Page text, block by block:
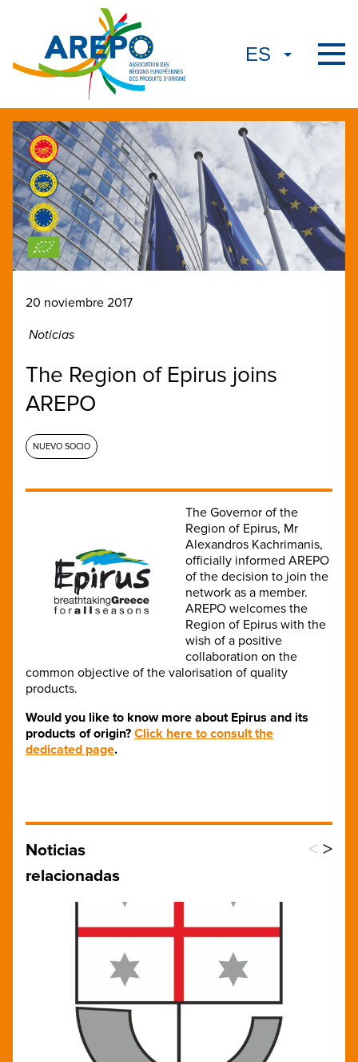
20 noviembre 2017
Noticias
The Region of Epirus joins
AREPO
NUEVO SOCIO
The Governor of the
Region of Epirus, Mr
Alexandros Kachrimanis,
officially informed AREPO
of the decision to join the
network as a member.
AREPO welcomes the
Region of Epirus with the
wish of a positive
collaboration on the
common objective of the valorisation of quality
products.
Would you like to know more about Epirus and its
products of origin? Click here to consult the
dedicated page.
Noticias
relacionadas
< >